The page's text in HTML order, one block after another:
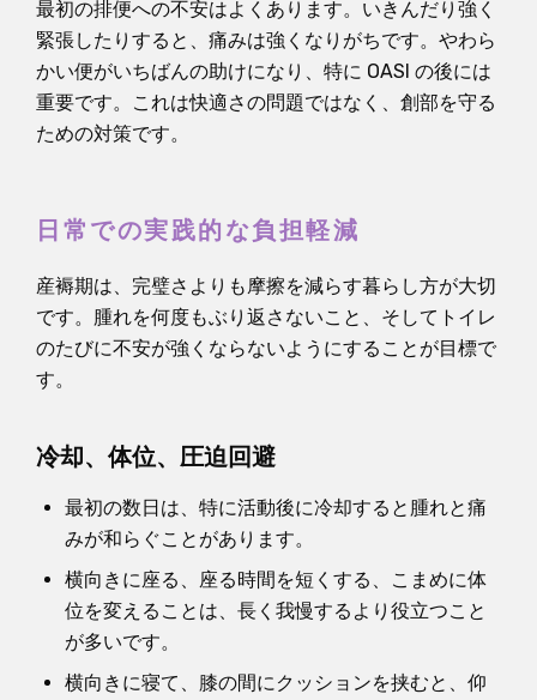
最初の排便への不安はよくあります。いきんだり強く
緊張したりすると、痛みは強くなりがちです。やわら
かい便がいちばんの助けになり、特に OASI の後には
重要です。これは快適さの問題ではなく、創部を守る
ための対策です。
日常での実践的な負担軽減
産褥期は、完璧さよりも摩擦を減らす暮らし方が大切
です。腫れを何度もぶり返さないこと、そしてトイレ
のたびに不安が強くならないようにすることが目標で
す。
冷却、体位、圧迫回避
最初の数日は、特に活動後に冷却すると腫れと痛
みが和らぐことがあります。
横向きに座る、座る時間を短くする、こまめに体
位を変えることは、長く我慢するより役立つこと
が多いです。
横向きに寝て、膝の間にクッションを挟むと、仰